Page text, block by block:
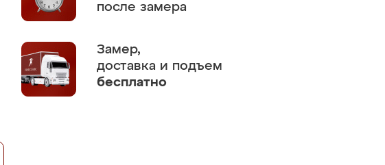
после замера
Замер,
доставка и подъем
бесплатно